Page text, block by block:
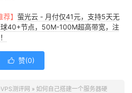
】 萤光云 - 月付仅41元，支持5天无
40+节点，50M-100M超高带宽，注
 赞(0)
测评网 » 如何自己搭建一个服务器硬